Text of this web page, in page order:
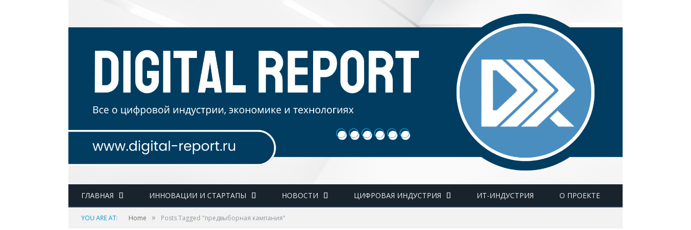
ГЛАВНАЯ ИННОВАЦИИ И СТАРТАПЫ НОВОСТИ ЦИФРОВАЯ ИНДУСТРИЯ ИТ-ИНДУСТРИЯ О ПРОЕКТЕ
YOU ARE AT: Home » Posts Tagged "предвыборная кампания"